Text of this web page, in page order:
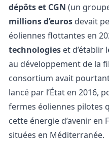
dépôts et CGN (un
millions d’euros devait
éoliennes flottantes en
technologies et d’établir
au développement de la
consortium avait
lancé par l’État en 2016,
fermes éoliennes pilotes
cette énergie d’avenir en
situées en Méditerranée.